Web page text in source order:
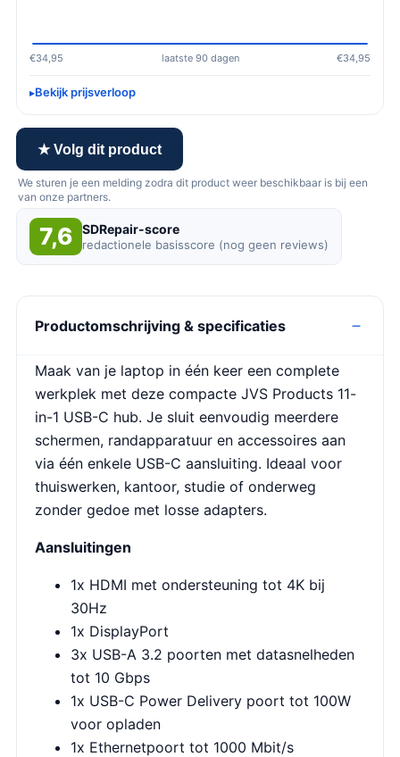
€34,95 laatste 90 dagen €34,95
Bekijk prijsverloop
★ Volg dit product
We sturen je een melding zodra dit product weer beschikbaar is bij een
van onze partners.
7,6 SDRepair-score
redactionele basisscore (nog geen reviews)
Productomschrijving & specificaties
Maak van je laptop in één keer een complete
werkplek met deze compacte JVS Products 11-
in-1 USB-C hub. Je sluit eenvoudig meerdere
schermen, randapparatuur en accessoires aan
via één enkele USB-C aansluiting. Ideaal voor
thuiswerken, kantoor, studie of onderweg
zonder gedoe met losse adapters.
Aansluitingen
1x HDMI met ondersteuning tot 4K bij
30Hz
1x DisplayPort
3x USB-A 3.2 poorten met datasnelheden
tot 10 Gbps
1x USB-C Power Delivery poort tot 100W
voor opladen
1x Ethernetpoort tot 1000 Mbit/s